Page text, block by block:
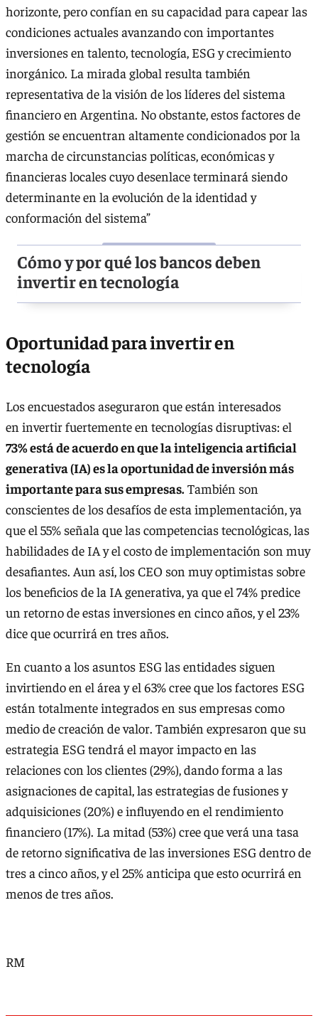
horizonte, pero confían en su capacidad para capear las
condiciones actuales avanzando con importantes
inversiones en talento, tecnología, ESG y crecimiento
inorgánico. La mirada global resulta también
representativa de la visión de los líderes del sistema
financiero en Argentina. No obstante, estos factores de
gestión se encuentran altamente condicionados por la
marcha de circunstancias políticas, económicas y
financieras locales cuyo desenlace terminará siendo
determinante en la evolución de la identidad y
conformación del sistema”
Cómo y por qué los bancos deben
invertir en tecnología
Oportunidad para invertir en
tecnología
Los encuestados aseguraron que están interesados
en invertir fuertemente en tecnologías disruptivas: el
73% está de acuerdo en que la inteligencia artificial
generativa (IA) es la oportunidad de inversión más
importante para sus empresas.También son
conscientes de los desafíos de esta implementación, ya
que el 55% señala que las competencias tecnológicas, las
habilidades de IA y el costo de implementación son muy
desafiantes. Aun así, los CEO son muy optimistas sobre
los beneficios de la IA generativa, ya que el 74% predice
un retorno de estas inversiones en cinco años, y el 23%
dice que ocurrirá en tres años.
En cuanto a los asuntos ESG las entidades siguen
invirtiendo en el área y el 63% cree que los factores ESG
están totalmente integrados en sus empresas como
medio de creación de valor. También expresaron que su
estrategia ESG tendrá el mayor impacto en las
relaciones con los clientes (29%), dando forma a las
asignaciones de capital, las estrategias de fusiones y
adquisiciones (20%) e influyendo en el rendimiento
financiero (17%). La mitad (53%) cree que verá una tasa
de retorno significativa de las inversiones ESG dentro de
tres a cinco años, y el 25% anticipa que esto ocurrirá en
menos de tres años.
RM